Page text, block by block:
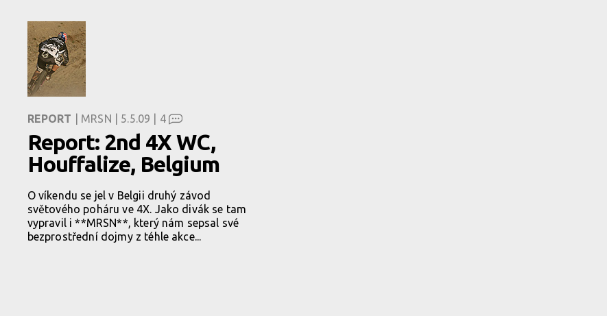
REPORT | MRSN | 5.5.09 | 4
Report: 2nd 4X WC,
Houffalize, Belgium
O víkendu se jel v Belgii druhý závod
světového poháru ve 4X. Jako divák se tam
vypravil i **MRSN**, který nám sepsal své
bezprostřední dojmy z téhle akce...